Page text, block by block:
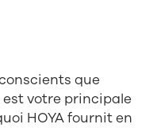
que
est votre principale
HOYA fournit en